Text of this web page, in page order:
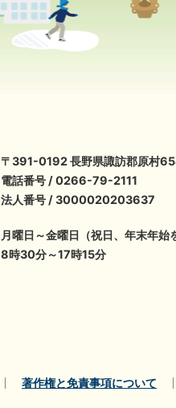
〒391-0192 長野県諏訪郡原村
電話番号 / 0266-79-2111
法人番号 / 3000020203637
月曜日～金曜日（祝日、年末年始
8時30分～17時15分
著作権と免責事項について